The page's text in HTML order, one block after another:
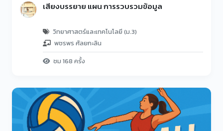
เสียงบรรยาย แผน การรวบรวมข้อมูล
วิทยาศาสตร์และเทคโนโลยี (ม.3)
พชรพร ศัลยกะลิน
ชม 168 ครั้ง